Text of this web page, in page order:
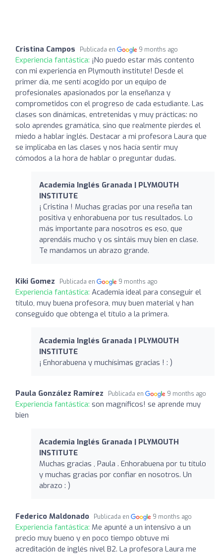
Cristina Campos Publicada en 9 months ago
Experiencia fantástica: ¡No puedo estar más contento
con mi experiencia en Plymouth institute! Desde el
primer día, me sentí acogido por un equipo de
profesionales apasionados por la enseñanza y
comprometidos con el progreso de cada estudiante. Las
clases son dinámicas, entretenidas y muy prácticas: no
solo aprendes gramática, sino que realmente pierdes el
miedo a hablar inglés. Destacar a mi profesora Laura que
se implicaba en las clases y nos hacía sentir muy
cómodos a la hora de hablar o preguntar dudas.
Academia Inglés Granada | PLYMOUTH
INSTITUTE
¡ Cristina ! Muchas gracias por una reseña tan
positiva y enhorabuena por tus resultados. Lo
más importante para nosotros es eso, que
aprendáis mucho y os sintáis muy bien en clase.
Te mandamos un abrazo grande.
Kiki Gomez Publicada en 9 months ago
Experiencia fantástica: Academia ideal para conseguir el
título, muy buena profesora, muy buen material y han
conseguido que obtenga el título a la primera.
Academia Inglés Granada | PLYMOUTH
INSTITUTE
¡ Enhorabuena y muchísimas gracias ! : )
Paula González Ramírez Publicada en 9 months ago
Experiencia fantástica: son magníficos! se aprende muy
bien
Academia Inglés Granada | PLYMOUTH
INSTITUTE
Muchas gracias , Paula . Enhorabuena por tu título
y muchas gracias por confiar en nosotros. Un
abrazo : )
Federico Maldonado Publicada en 9 months ago
Experiencia fantástica: Me apunté a un intensivo a un
precio muy bueno y en poco tiempo obtuve mi
acreditación de inglés nivel B2. La profesora Laura me